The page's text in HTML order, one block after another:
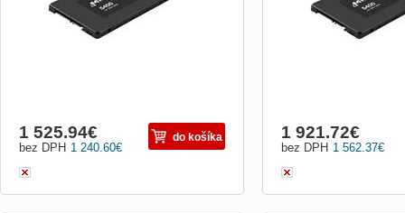
1 240.60€
bez DPH
1 525.94€ do košíka
1 562.37€
bez DPH
1 921.72€